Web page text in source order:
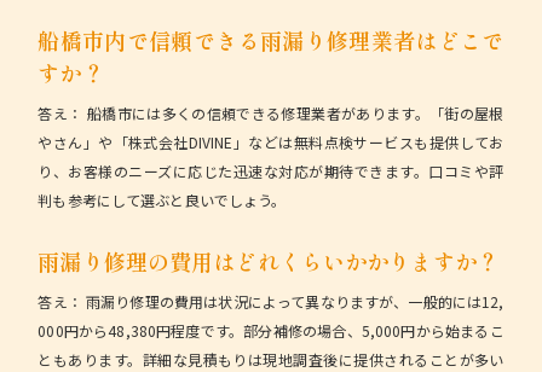
船橋市内で信頼できる雨漏り修理業者はどこで
すか？
答え： 船橋市には多くの信頼できる修理業者があります。「街の屋根
やさん」や「株式会社DIVINE」などは無料点検サービスも提供してお
り、お客様のニーズに応じた迅速な対応が期待できます。口コミや評
判も参考にして選ぶと良いでしょう。
雨漏り修理の費用はどれくらいかかりますか？
答え： 雨漏り修理の費用は状況によって異なりますが、一般的には12,
000円から48,380円程度です。部分補修の場合、5,000円から始まるこ
ともあります。詳細な見積もりは現地調査後に提供されることが多い